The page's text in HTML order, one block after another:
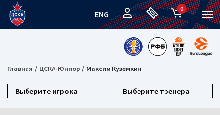
ENG
0
Главная ЦСКА-Юниор Максим Куземкин